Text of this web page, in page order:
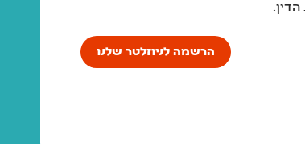
הרשמה לניוזלטר שלנו